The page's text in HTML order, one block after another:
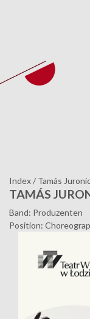
Index/ Tamás
TAMÁS
Band: Produzenten
Position: